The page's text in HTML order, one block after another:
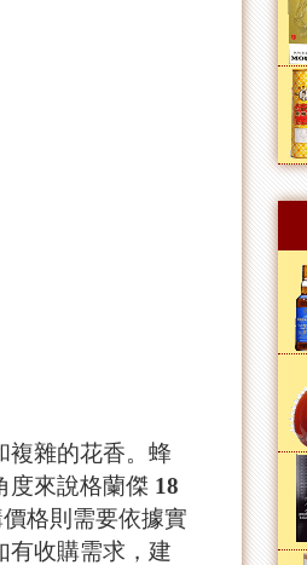
複雜的花香。蜂
度來說格蘭傑 18
格則需要依據實
有收購需求，建